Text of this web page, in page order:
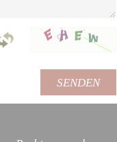
SENDEN